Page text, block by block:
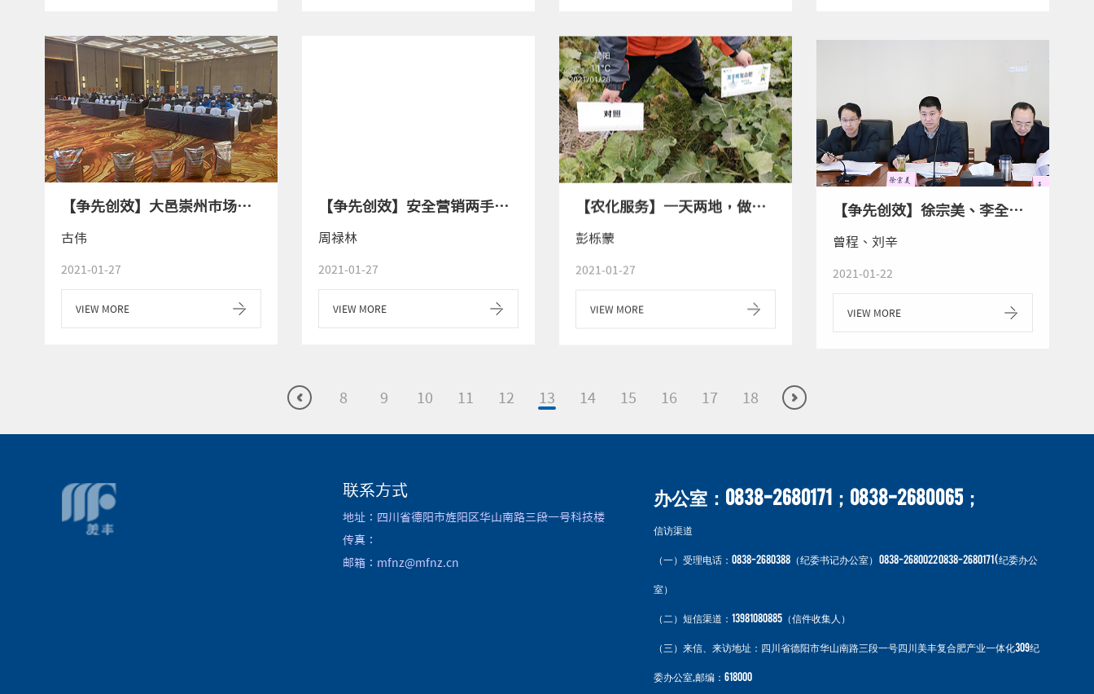
【争先创效】大邑崇州市场召开黄金3+蔬菜种植大户订货会
古伟
2021-01-27
VIEW MORE
【争先创效】安全营销两手抓，共克疫情靠大家
周禄林
2021-01-27
VIEW MORE
【农化服务】一天两地，做试验示范，我们是认真的！
彭栎蒙
2021-01-27
VIEW MORE
【争先创效】徐宗美、李全平调研农资公司
曾程、刘辛
2021-01-22
VIEW MORE
8 9 10 11 12 13 14 15 16 17 18
联系方式
地址：四川省德阳市旌阳区华山南路三段一号科技楼
传真：
邮箱：mfnz@mfnz.cn
办公室：0838-2680171；0838-2680065；
信访渠道
（一）受理电话：0838-2680388（纪委书记办公室） 0838-2680022 0838-2680171 ( 纪委办公
室）
（二）短信渠道：13981080885（信件收集人）
（三）来信、来访地址：四川省德阳市华山南路三段一号四川美丰复合肥产业一体化309纪
委办公室,邮编：618000